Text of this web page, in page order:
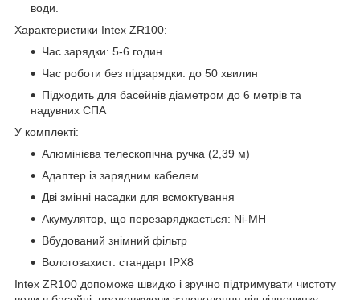
води.
Характеристики Intex ZR100:
Час зарядки: 5-6 годин
Час роботи без підзарядки: до 50 хвилин
Підходить для басейнів діаметром до 6 метрів та
надувних СПА
У комплекті:
Алюмінієва телескопічна ручка (2,39 м)
Адаптер із зарядним кабелем
Дві змінні насадки для всмоктування
Акумулятор, що перезаряджається: Ni-MH
Вбудований знімний фільтр
Вологозахист: стандарт IPX8
Intex ZR100 допоможе швидко і зручно підтримувати чистоту